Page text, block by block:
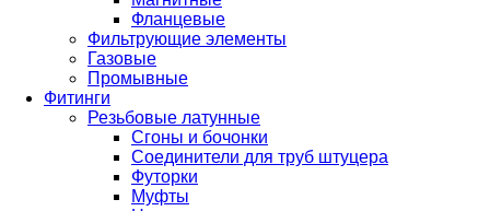
Фланцевые
Фильтрующие элементы
Газовые
Промывные
Фитинги
Резьбовые латунные
Сгоны и бочонки
Соединители для труб штуцера
Футорки
Муфты